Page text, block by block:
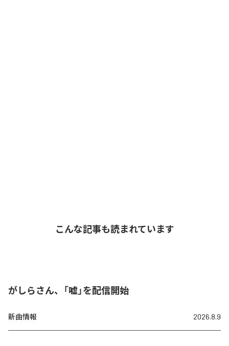
こんな記事も読まれています
がしらさん、「嘘」を配信開始
新曲情報 2026.8.9